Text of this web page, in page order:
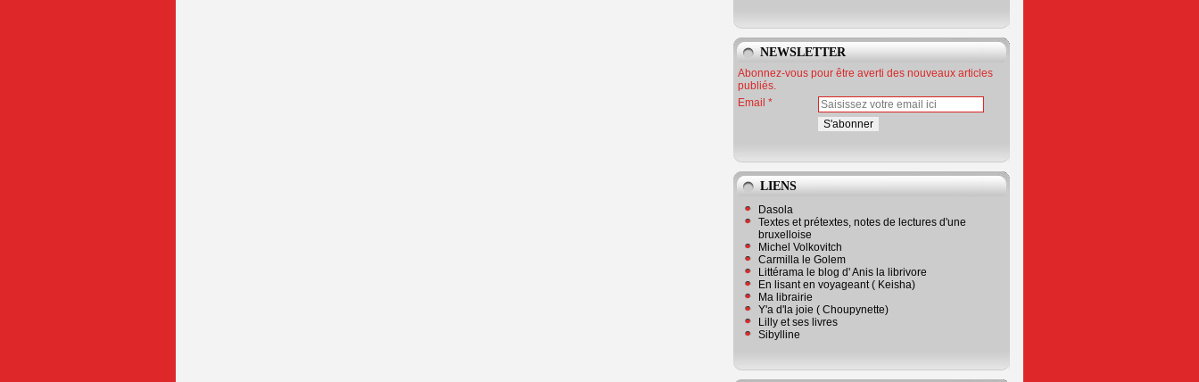
NEWSLETTER
Abonnez-vous pour être averti des nouveaux articles
publiés.
Email
LIENS
Dasola
Textes et prétextes, notes de lectures d'une
bruxelloise
Michel Volkovitch
Carmilla le Golem
Littérama le blog d' Anis la librivore
En lisant en voyageant ( Keisha)
Ma librairie
Y'a d'la joie ( Choupynette)
Lilly et ses livres
Sibylline